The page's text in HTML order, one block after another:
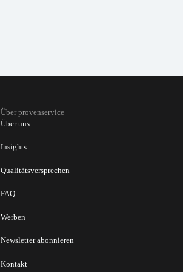
Über provenservice
Über uns
Insights
Qualitätsversprechen
FAQ
Werben
Newsletter abonnieren
Kontakt